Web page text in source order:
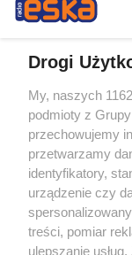
Oszustwo
zatrzymali
uczynku
Drogi
My, naszych
podmioty z
przechowujemy
przetwarzamy
identyfikatory,
urządzenie czy
treści, pomiar
ulepszanie